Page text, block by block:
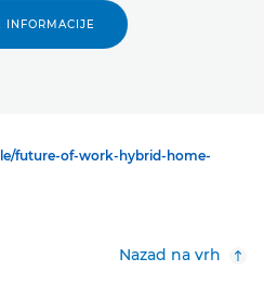
INFORMACIJE
future-of-work-hybrid-home-
Nazad na vrh